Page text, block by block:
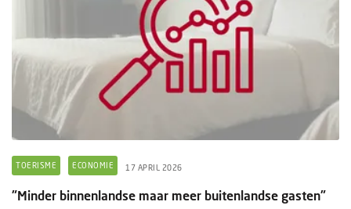
TOERISME ECONOMIE 17 APRIL 2026
"Minder binnenlandse maar meer buitenlandse gasten"